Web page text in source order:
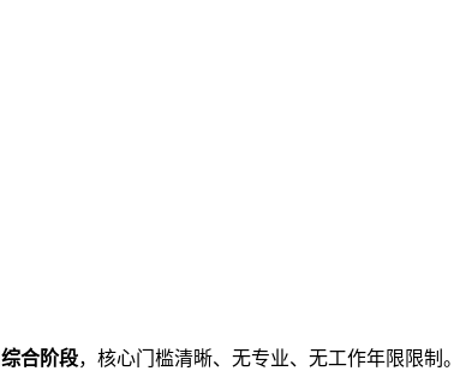
综合阶段，核心门槛清晰、无专业、无工作年限限制。